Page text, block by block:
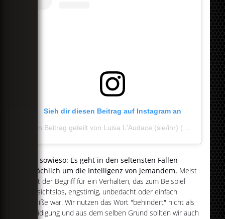
Sieh dir diesen Beitrag auf Instagram an
Und sowieso: Es geht in den seltensten Fällen
tatsächlich um die Intelligenz von jemandem. Meist
steht der Begriff für ein Verhalten, das zum Beispiel
rücksichtslos, engstirnig, unbedacht oder einfach
scheiße war. Wir nutzen das Wort "behindert" nicht als
Beleidigung und aus dem selben Grund sollten wir auch